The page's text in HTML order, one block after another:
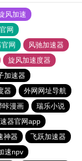
风加速
网
网
风驰加速器
旋风加速度器
加速器
器
外网网址导航
咔漫画
瑞乐小说
器官网app
神器
飞跃加速器
速npv